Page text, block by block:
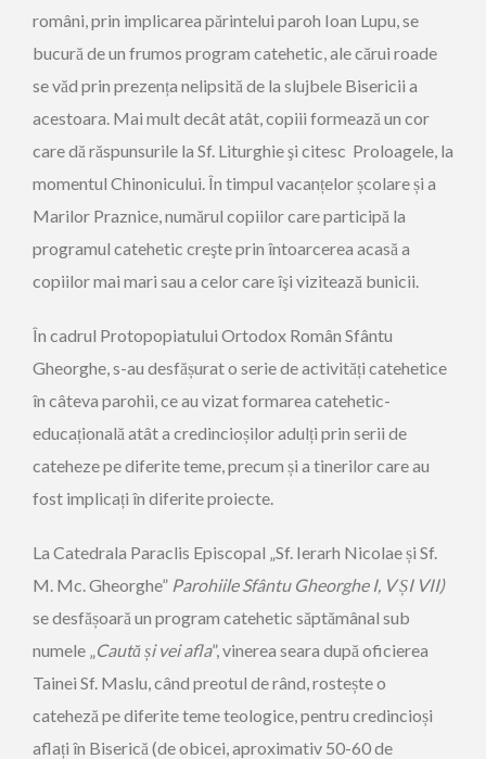
români, prin implicarea părintelui paroh Ioan Lupu, se
bucură de un frumos program catehetic, ale cărui roade
se văd prin prezența nelipsită de la slujbele Bisericii a
acestoara. Mai mult decât atât, copiii formează un cor
care dă răspunsurile la Sf. Liturghie şi citesc Proloagele, la
momentul Chinonicului. În timpul vacanțelor școlare și a
Marilor Praznice, numărul copiilor care participă la
programul catehetic creşte prin întoarcerea acasă a
copiilor mai mari sau a celor care îşi vizitează bunicii.
În cadrul Protopopiatului Ortodox Român Sfântu
Gheorghe, s-au desfășurat o serie de activități catehetice
în câteva parohii, ce au vizat formarea catehetic-
educațională atât a credincioșilor adulți prin serii de
cateheze pe diferite teme, precum și a tinerilor care au
fost implicați în diferite proiecte.
La Catedrala Paraclis Episcopal „Sf. Ierarh Nicolae și Sf.
M. Mc. Gheorghe” Parohiile Sfântu GheorgheI, V ȘI VII)
se desfășoară un program catehetic săptămânal sub
numele „Caută și vei afla”, vinerea seara după oficierea
Tainei Sf. Maslu, când preotul de rând, rostește o
cateheză pe diferite teme teologice, pentru credincioși
aflați în Biserică (de obicei, aproximativ 50-60 de